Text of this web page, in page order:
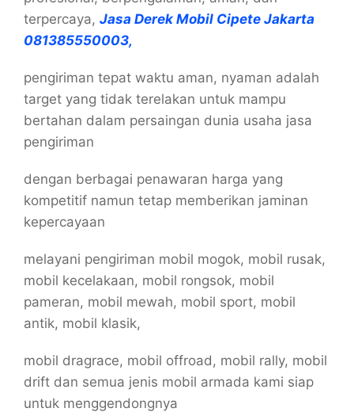
terpercaya, Jasa Derek Mobil Cipete Jakarta
081385550003,
pengiriman tepat waktu aman, nyaman adalah
target yang tidak terelakan untuk mampu
bertahan dalam persaingan dunia usaha jasa
pengiriman
dengan berbagai penawaran harga yang
kompetitif namun tetap memberikan jaminan
kepercayaan
melayani pengiriman mobil mogok, mobil rusak,
mobil kecelakaan, mobil rongsok, mobil
pameran, mobil mewah, mobil sport, mobil
antik, mobil klasik,
mobil dragrace, mobil offroad, mobil rally, mobil
drift dan semua jenis mobil armada kami siap
untuk menggendongnya